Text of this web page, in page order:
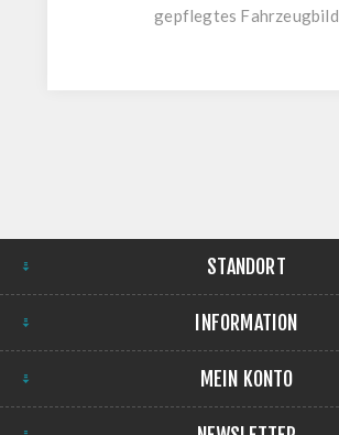
gepflegtes Fahrzeugbild
STANDORT
INFORMATION
MEIN KONTO